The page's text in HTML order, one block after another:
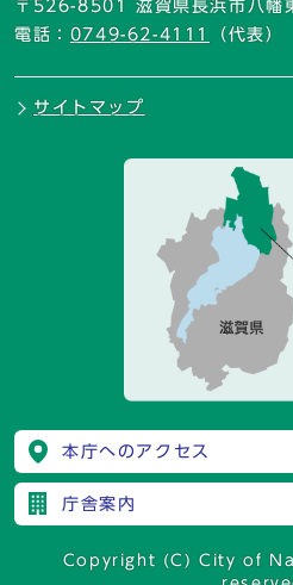
〒526-8501 滋賀県長浜市八幡
電話： 0749-62-4111 （代表）
サイトマップ
本庁へのアクセス
庁舎案内
Copyright (C) City of